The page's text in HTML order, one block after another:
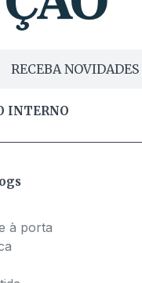
RECEBA
INTERNO
à porta